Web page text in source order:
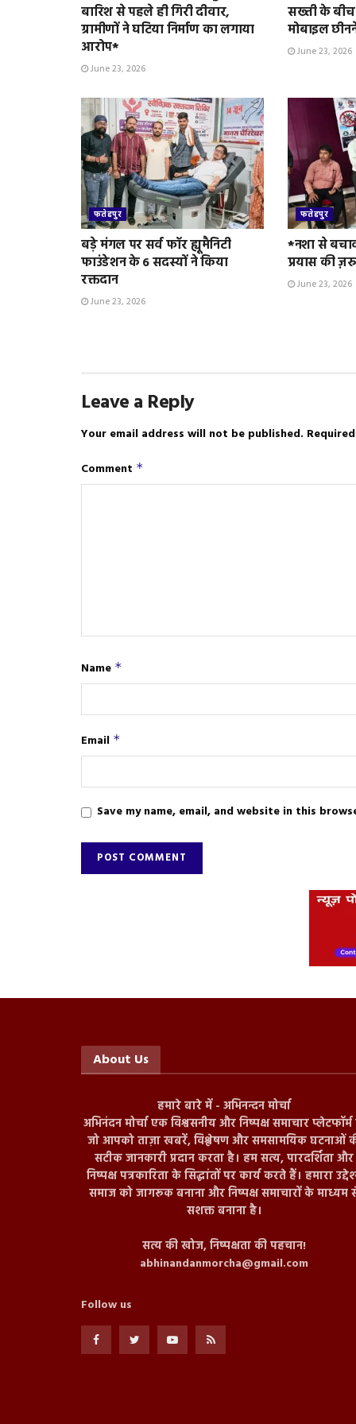
बारिश से पहले ही गिरी दीवार,
ग्रामीणों ने घटिया निर्माण का लगाया
आरोप*
June 23, 2026
सख्ती के
मोबाइल
June 23, 2026
फतेहपुर
बड़े मंगल पर सर्व फॉर ह्यूमैनिटी
फाउंडेशन के 6 सदस्यों ने किया
रक्तदान
June 23, 2026
फतेहपुर
*नशा से
प्रयास की
June 23, 2026
Leave a Reply
Your email address will not be published.
Comment *
Name *
Email *
Save my name, email, and website in this
About Us
हमारे बारे में - अभिनन्दन मोर्चा
अभिनंदन मोर्चा एक विश्वसनीय और निष्पक्ष समाचार
जो आपको ताज़ा खबरें, विश्लेषण और समसामयिक घटनाओं
सटीक जानकारी प्रदान करता है। हम सत्य, पारदर्शिता और
निष्पक्ष पत्रकारिता के सिद्धांतों पर कार्य करते हैं। हमारा
समाज को जागरूक बनाना और निष्पक्ष समाचारों के माध्यम
सशक्त बनाना है।
सत्य की खोज, निष्पक्षता की पहचान!
abhinandanmorcha@gmail.com
Follow us